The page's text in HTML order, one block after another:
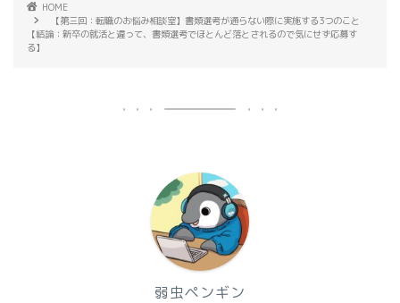
HOME
【第三回：転職のお悩み相談室】書類選考が通らない際に実施する3つのこと
【結論：新卒の就活と違って、書類選考でほとんど落とされるので気にせず応募す
る】
弱虫ペンギン